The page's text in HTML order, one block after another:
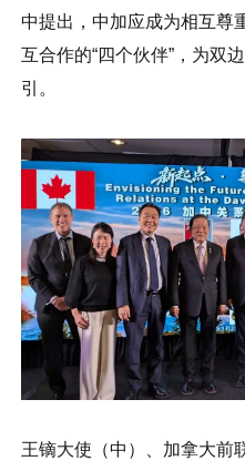
中提出，中加应成为相互尊
互合作的“四个伙伴”，为双
引。
王镝大使（中）、加拿大前